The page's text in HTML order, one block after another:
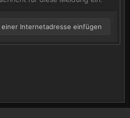
einer Internetadresse einfügen